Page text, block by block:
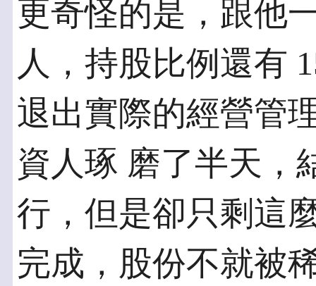
更奇怪的是，跟他
人，持股比例還有
退出實際的經營管
資人琢 磨了半天，
行，但是卻只剩這
完成，股份不就被